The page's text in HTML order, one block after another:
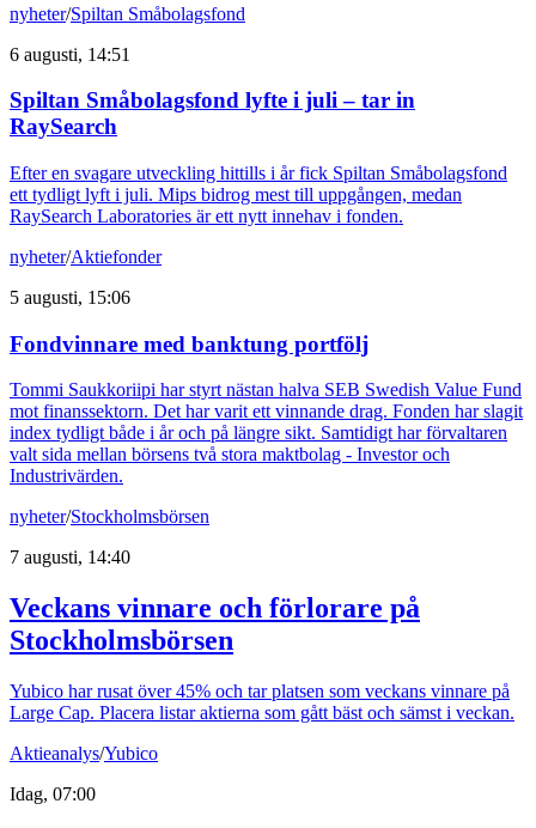
nyheter/Spiltan Småbolagsfond
6 augusti, 14:51
Spiltan Småbolagsfond lyfte i juli – tar in
RaySearch
Efter en svagare utveckling hittills i år fick Spiltan Småbolagsfond
ett tydligt lyft i juli. Mips bidrog mest till uppgången, medan
RaySearch Laboratories är ett nytt innehav i fonden.
nyheter/Aktiefonder
5 augusti, 15:06
Fondvinnare med banktung portfölj
Tommi Saukkoriipi har styrt nästan halva SEB Swedish Value Fund
mot finanssektorn. Det har varit ett vinnande drag. Fonden har slagit
index tydligt både i år och på längre sikt. Samtidigt har förvaltaren
valt sida mellan börsens två stora maktbolag - Investor och
Industrivärden.
nyheter/Stockholmsbörsen
7 augusti, 14:40
Veckans vinnare och förlorare på
Stockholmsbörsen
Yubico har rusat över 45% och tar platsen som veckans vinnare på
Large Cap. Placera listar aktierna som gått bäst och sämst i veckan.
Aktieanalys/Yubico
Idag, 07:00